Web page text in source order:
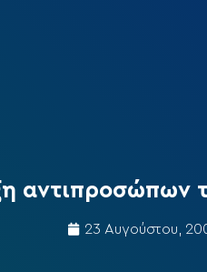
αντιπροσώπων
23 Αυγούστου,